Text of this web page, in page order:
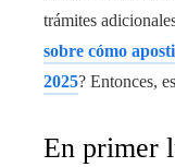
trámites
sobre cómo
2025? Entonces,
En primer